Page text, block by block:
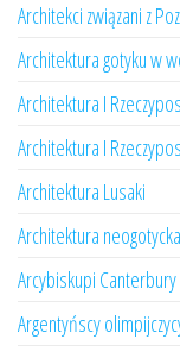
Architekci związani z
Architektura gotyku w
Architektura I
Architektura I
Architektura Lusaki
Architektura
Arcybiskupi Canterbury
Argentyńscy